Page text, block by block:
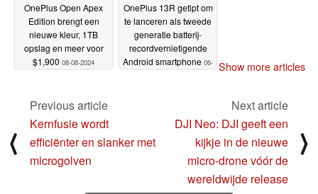
OnePlus Open Apex
Edition brengt een
nieuwe kleur, 1TB
opslag en meer voor
$1,900 08-08-2024
OnePlus 13R getipt om
te lanceren als tweede
generatie batterij-
recordvernietigende
Android smartphone 06- Show more articles
⟨
Previous article
Kernfusie wordt
efficiënter en slanker met
microgolven
Next article
DJI Neo: DJI geeft een
kijkje in de nieuwe
micro-drone vóór de
wereldwijde release
⟩